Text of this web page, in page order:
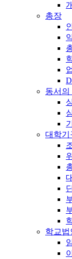
총장
동서의
대학기
학교법